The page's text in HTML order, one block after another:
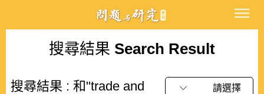
搜尋結果 Search Result
搜尋結果 : 和"trade and
請選擇